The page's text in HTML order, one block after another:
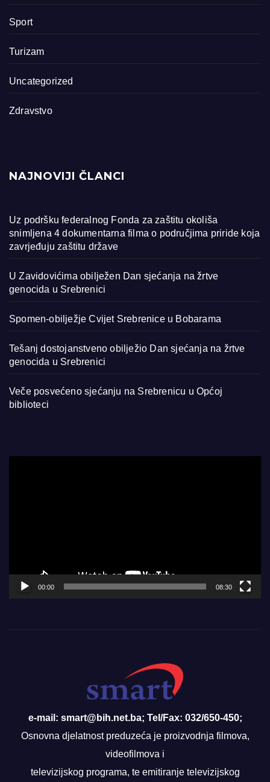
Sport
Turizam
Uncategorized
Zdravstvo
NAJNOVIJI ČLANCI
Uz podršku federalnog Fonda za zaštitu okoliša
snimljena 4 dokumentarna filma o područjima priride koja
zavrjeđuju zaštitu države
U Zavidovićima obilježen Dan sjećanja na žrtve
genocida u Srebrenici
Spomen-obilježje Cvijet Srebrenice u Bobarama
Tešanj dostojanstveno obilježio Dan sjećanja na žrtve
genocida u Srebrenici
Veče posvećeno sjećanju na Srebrenicu u Općoj
biblioteci
00:00 08:30
e-mail: smart@bih.net.ba; Tel/Fax: 032/650-450;
Osnovna djelatnost preduzeća je proizvodnja filmova,
videofilmova i
televizijskog programa, te emitiranje televizijskog